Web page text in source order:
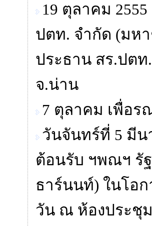
19 ตุลาคม
ปตท. จำกัด (มห
ประธาน สร.ปต
จ.น่าน
7 ตุลาคม เพื่อ
วันจันทร์ที่ 5 มีน
ต้อนรับ ฯพณฯ รั
ธาร์นนท์) ในโอ
วัน ณ ห้องประชุ